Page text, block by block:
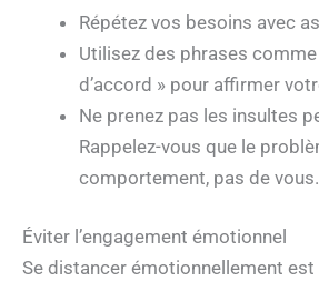
Répétez vos besoins avec
Utilisez des phrases
d’accord » pour affirmer
Ne prenez pas les insultes
Rappelez-vous que le
comportement, pas de vous.
Éviter l’engagement émotionnel
Se distancer émotionnellement est